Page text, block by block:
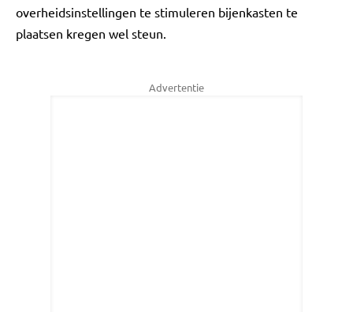
overheidsinstellingen te stimuleren bijenkasten te
plaatsen kregen wel steun.
Advertentie